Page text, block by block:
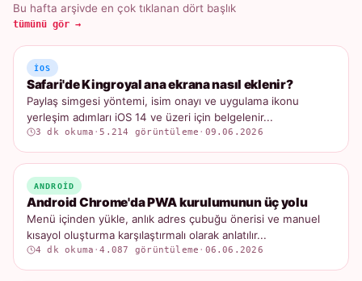
Bu hafta arşivde en çok tıklanan dört başlık
tümünü gör →
IOS
Safari'de Kingroyal ana ekrana nasıl eklenir?
Paylaş simgesi yöntemi, isim onayı ve uygulama ikonu
yerleşim adımları iOS 14 ve üzeri için belgelenir...
3 dk okuma ·5.214 görüntüleme · 09.06.2026
ANDROID
Android Chrome'da PWA kurulumunun üç yolu
Menü içinden yükle, anlık adres çubuğu önerisi ve manuel
kısayol oluşturma karşılaştırmalı olarak anlatılır...
4 dk okuma ·4.087 görüntüleme · 06.06.2026